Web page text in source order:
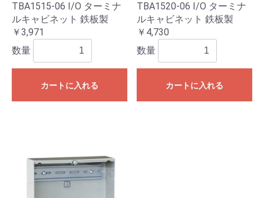
TBA1515-06 I/O ターミナ
ルキャビネット 鉄板製
￥3,971
数量
カートに入れる
TBA1520-06 I/O ターミナ
ルキャビネット 鉄板製
￥4,730
数量
カートに入れる